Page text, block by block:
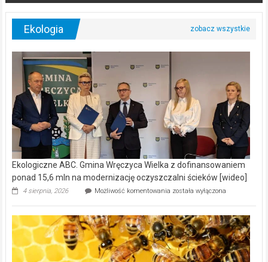
Ekologia
Ekologiczne ABC. Gmina Wręczyca Wielka z dofinansowaniem
ponad 15,6 mln na modernizację oczyszczalni ścieków [wideo]
4 sierpnia, 2026 Możliwość komentowania Ekologiczne
Wręczyca
Wielka
z
dofinansowaniem
ponad
została wyłączona